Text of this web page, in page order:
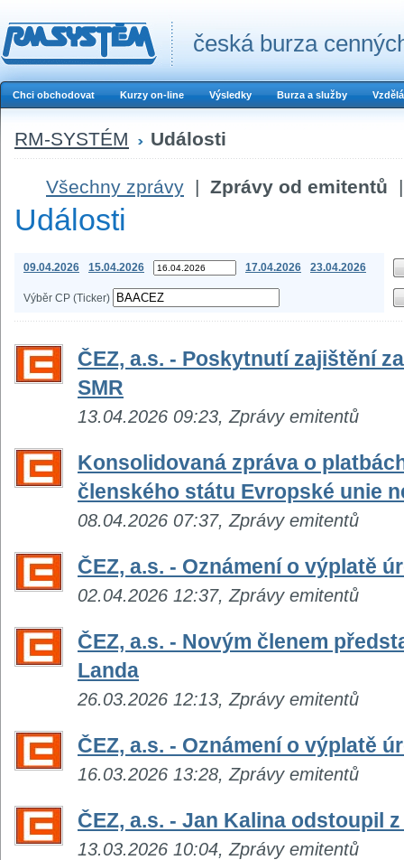
česká burza
Chci obchodovat Kurzy on-line Výsledky Burza a služby
RM-SYSTÉM Události
Všechny zprávy | Zprávy od emitentů |
Události
09.04.2026 15.04.2026 17.04.2026 23.04.2026
Výběr CP (Ticker)
ČEZ, a.s. - Poskytnutí zajištění
SMR
13.04.2026 09:23, Zprávy emitentů
Konsolidovaná zpráva o
členského státu Evropské unie
08.04.2026 07:37, Zprávy emitentů
ČEZ, a.s. - Oznámení o výplatě
02.04.2026 12:37, Zprávy emitentů
ČEZ, a.s. - Novým členem
Landa
26.03.2026 12:13, Zprávy emitentů
ČEZ, a.s. - Oznámení o výplatě
16.03.2026 13:28, Zprávy emitentů
ČEZ, a.s. - Jan Kalina odstoupil
13.03.2026 10:04, Zprávy emitentů